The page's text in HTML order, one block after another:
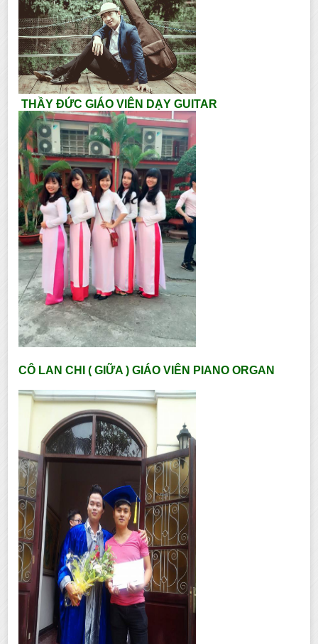
THẦY ĐỨC GIÁO VIÊN DẠY GUITAR
CÔ LAN CHI ( GIỮA ) GIÁO VIÊN PIANO ORGAN